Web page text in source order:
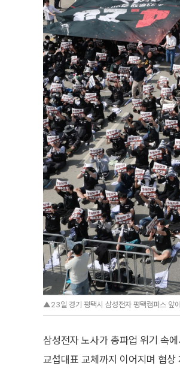
▲23일 경기 평택시 삼성전자 평택캠퍼스 앞
삼성전자 노사가 총파업 위기 속
교섭대표 교체까지 이어지며 협